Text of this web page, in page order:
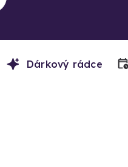
Dárkový rádce